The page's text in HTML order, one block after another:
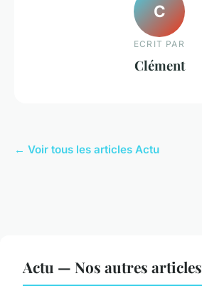
C
ECRIT PAR
Clément
← Voir tous les articles Actu
Actu — Nos autres articles